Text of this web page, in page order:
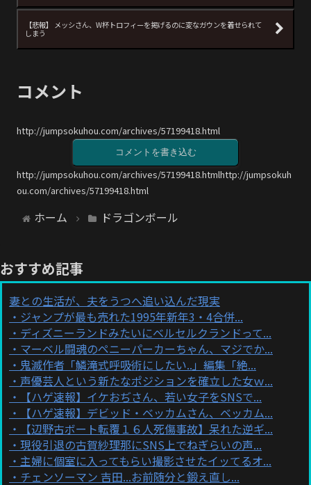
【悲報】 メッシさん、W杯トロフィーを掲げるのに変なガウンを着せられて
しまう
コメント
http://jumpsokuhou.com/archives/57199418.html
コメントを書き込む
http://jumpsokuhou.com/archives/57199418.htmlhttp://jumpsokuh
ou.com/archives/57199418.html
ホーム ドラゴンボール
おすすめ記事
妻との生活が、夫をうつへ追い込んだ現実
ジャンプが最も売れた1995年新年3・4合併...
ディズニーランドみたいにベルセルクランドって...
マーベル闘魂のペニーパーカーちゃん、マジでか...
鬼滅作者「鱗滝式呼吸術にしたい..」編集「絶...
声優芸人という新たなポジションを確立した女ｗ...
【ハゲ速報】イケおぢさん、若い女子をSNSで...
【ハゲ速報】デビッド・ベッカムさん、ベッカム...
【辺野古ボート転覆１６人死傷事故】呆れた逆ギ...
現役引退の古賀紗理那にSNS上でねぎらいの声...
主婦に個室に入ってもらい撮影させたイッてるオ...
チェンソーマン 吉田...お前随分と鍛え直し...